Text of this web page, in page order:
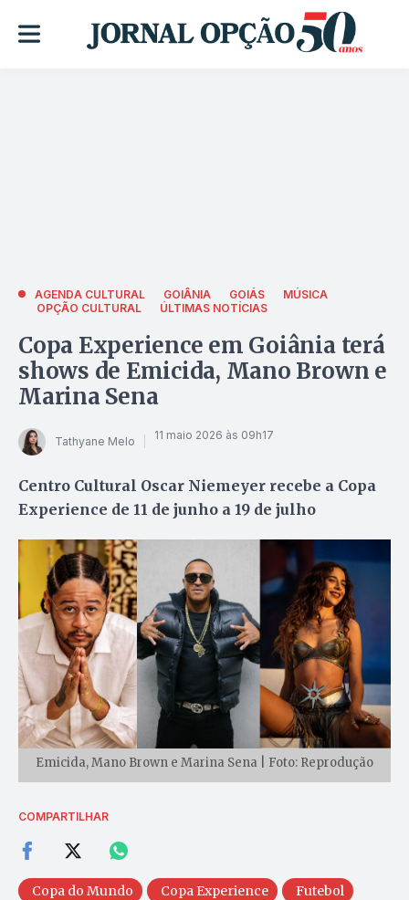
AGENDA CULTURAL GOIÂNIA GOIÁS
MÚSICA
OPÇÃO CULTURAL
ÚLTIMAS NOTÍCIAS
Copa Experience em Goiânia terá
shows de Emicida, Mano Brown e
Marina Sena
Tathyane Melo 11 maio 2026 às 09h17
Centro Cultural Oscar Niemeyer recebe a Copa
Experience de 11 de junho a 19 de julho
Emicida, Mano Brown e Marina Sena | Foto: Reprodução
COMPARTILHAR
Copa do Mundo Copa Experience
Futebol